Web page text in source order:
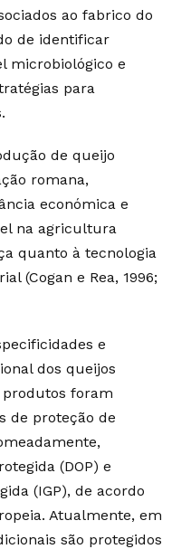
ao fabrico do
de identificar
microbiológico e
para
de queijo
romana,
económica e
na agricultura
quanto à tecnologia
(Cogan e Rea, 1996;
e
dos queijos
foram
de proteção de
(DOP) e
(IGP), de acordo
Atualmente, em
são protegidos